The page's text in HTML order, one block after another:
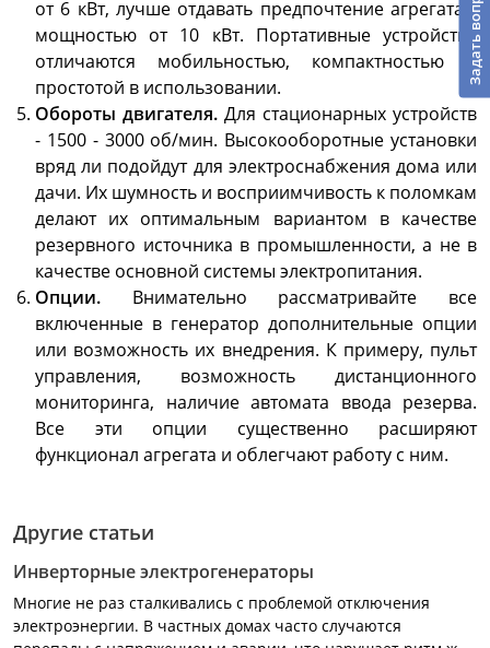
от 6 кВт, лучше отдавать предпочтение агрегатам
мощностью от 10 кВт. Портативные устройства
отличаются мобильностью, компактностью и
простотой в использовании.
Обороты двигателя. Для стационарных устройств
- 1500 - 3000 об/мин. Высокооборотные установки
вряд ли подойдут для электроснабжения дома или
дачи. Их шумность и восприимчивость к поломкам
делают их оптимальным вариантом в качестве
резервного источника в промышленности, а не в
качестве основной системы электропитания.
Опции. Внимательно рассматривайте все
включенные в генератор дополнительные опции
или возможность их внедрения. К примеру, пульт
управления, возможность дистанционного
мониторинга, наличие автомата ввода резерва.
Все эти опции существенно расширяют
функционал агрегата и облегчают работу с ним.
Другие статьи
Инверторные электрогенераторы
Многие не раз сталкивались с проблемой отключения
электроэнергии. В частных домах часто случаются
Задать вопрос